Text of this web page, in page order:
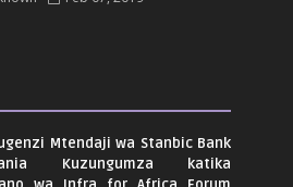
Mtendaji wa Stanbic Bank
Kuzungumza katika